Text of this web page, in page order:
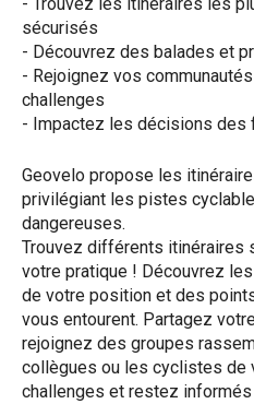
sécurisés
- Découvrez des balades et
- Rejoignez vos
challenges
- Impactez les décisions des
Geovelo propose les
privilégiant les pistes
dangereuses.
Trouvez différents itinéraires
votre pratique ! Découvrez
de votre position et des
vous entourent. Partagez
rejoignez des groupes
collègues ou les cyclistes de
challenges et restez